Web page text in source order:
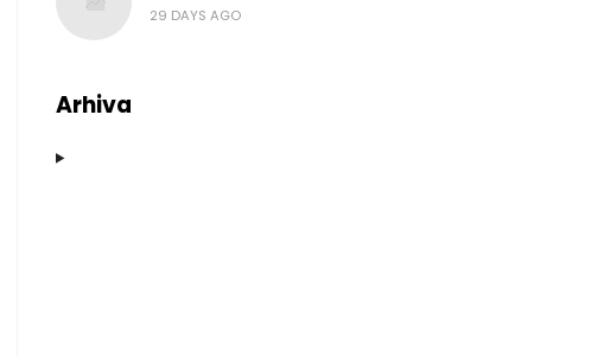
29 DAYS AGO
Arhiva